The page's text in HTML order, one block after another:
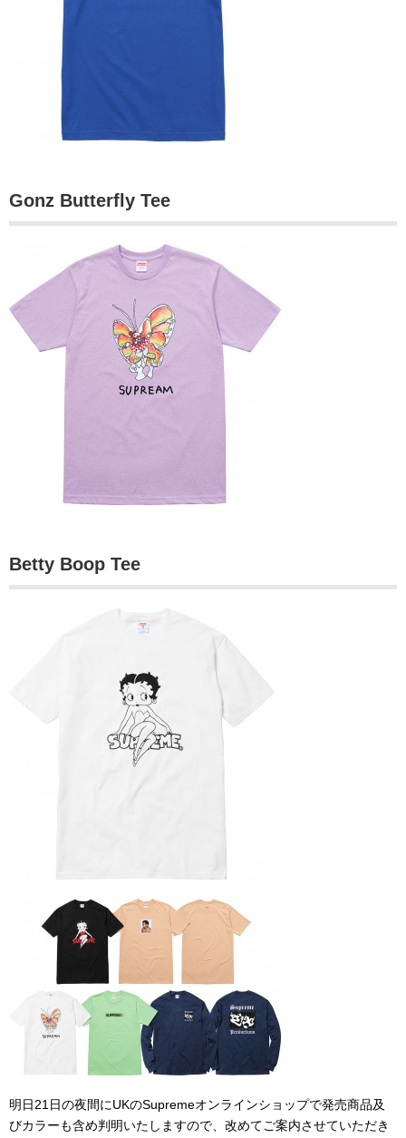
Gonz Butterfly Tee
Betty Boop Tee
明日21日の夜間にUKのSupremeオンラインショップで発売商品及
びカラーも含め判明いたしますので、改めてご案内させていただき